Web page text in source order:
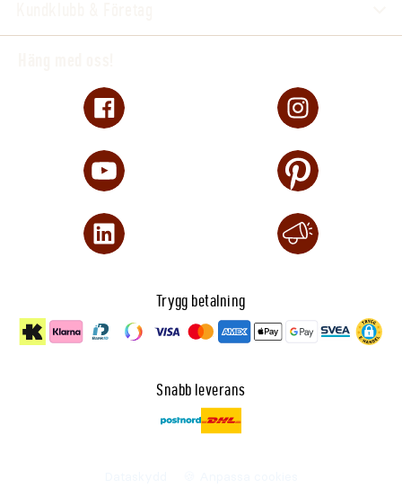
Trygg betalning
Snabb leverans